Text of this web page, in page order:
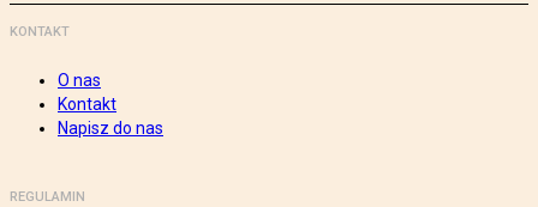
KONTAKT
O nas
Kontakt
Napisz do nas
REGULAMIN